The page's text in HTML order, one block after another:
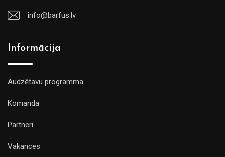
info@barfus.lv
Informācija
Audzētavu programma
Komanda
Partneri
Vakances